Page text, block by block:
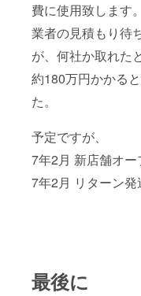
費に使用致します
業者の見積もり待
が、何社か取れた
約180万円かかる
た。
予定ですが、
7年2月 新店舗オー
7年2月 リターン発
最後に